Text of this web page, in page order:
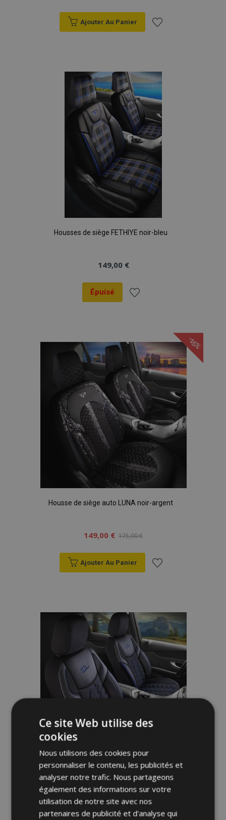
Ajouter Au Panier
liste
d'achats
Housses de siège FETHIYE noir-bleu
149,00 €
Épuisé
liste
d'achats
-15%
Housse de siège auto LUNA noir-argent
149,00 € 175,00 €
Ajouter Au Panier
liste
d'achats
Housses de siège BERLIN noir-bleu
153,00 €
Ce site Web utilise des
cookies
Nous utilisons des cookies pour
personnaliser le contenu, les publicités et
analyser notre trafic. Nous partageons
également des informations sur votre
utilisation de notre site avec nos
partenaires de publicité et d'analyse qui